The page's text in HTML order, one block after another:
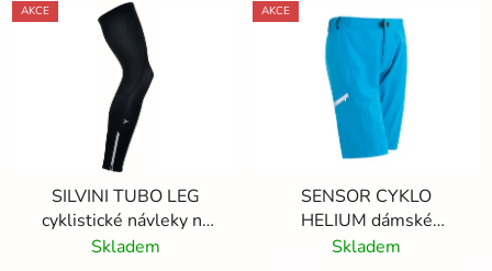
AKCE
SILVINI TUBO LEG
cyklistické návleky na
nohy
Skladem
AKCE
SENSOR CYKLO
HELIUM dámské
kráťasy volné
Skladem